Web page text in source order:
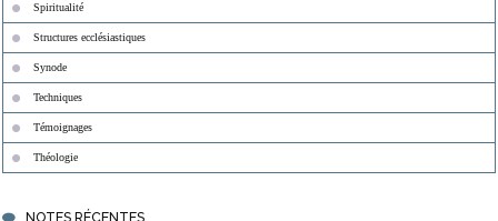
Spiritualité
Structures ecclésiastiques
Synode
Techniques
Témoignages
Théologie
NOTES RÉCENTES